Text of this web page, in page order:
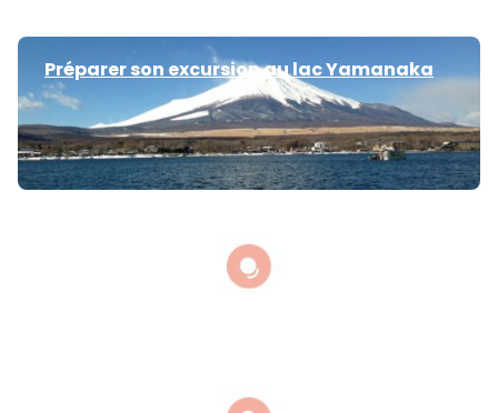
Préparer son excursion au lac Yamanaka